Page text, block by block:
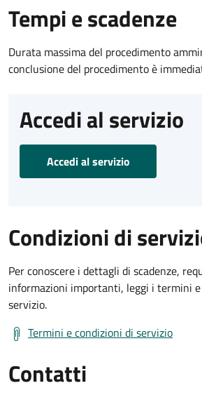
Tempi e scadenze
Durata massima del procedimento
conclusione del procedimento è
Accedi al servizio
Accedi al servizio
Condizioni di
Per conoscere i dettagli di scadenze,
informazioni importanti, leggi i termini
servizio.
Termini e condizioni di servizio
Contatti